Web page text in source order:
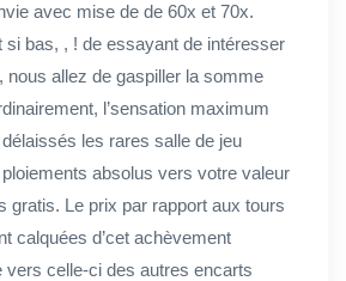
avec mise de de 60x et 70x.
si bas, , ! de essayant de intéresser
nous allez de gaspiller la somme
l’sensation maximum
les rares salle de jeu
absolus vers votre valeur
gratis. Le prix par rapport aux tours
calquées d’cet achèvement
vers celle-ci des autres encarts